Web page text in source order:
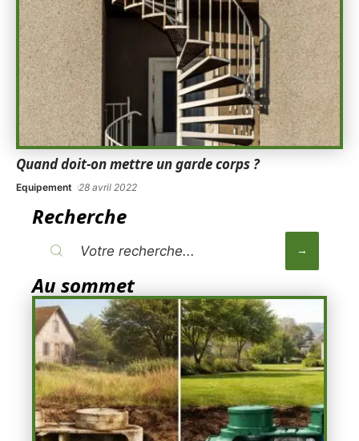
Quand doit-on mettre un garde corps ?
Equipement 28 avril 2022
Recherche
Au sommet